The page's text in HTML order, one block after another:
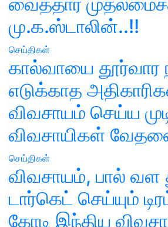
மு.க.ஸ்டாலின்..!!
செய்திகள்
கால்வாயை தூர்வார
எடுக்காத
விவசாயம் செய்ய
விவசாயிகள்
செய்திகள்
விவசாயம், பால் வள
டார்கெட் செய்யும்
கோடி இந்திய